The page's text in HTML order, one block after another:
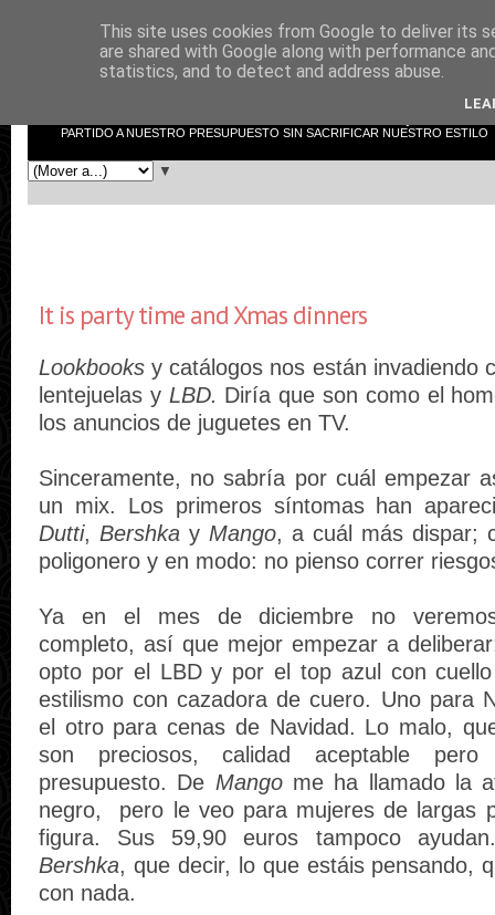
low cost shopper
PARTIDO A NUESTRO PRESUPUESTO SIN SACRIFICAR NUESTRO ESTILO
▼
It is party time and Xmas dinners
Lookbooksy catálogos nos están invadiendo
lentejuelas y LBD. Diría que son como el
los anuncios de juguetes en TV.
Sinceramente, no sabría por cuál empezar
un mix. Los primeros síntomas han
Dutti, Bershka y Mango, a cuál más dispar;
poligonero y en modo: no pienso correr
Ya en el mes de diciembre no
completo, así que mejor empezar a
opto por el LBD y por el top azul con
estilismo con cazadora de cuero. Uno para
el otro para cenas de Navidad. Lo malo,
son preciosos, calidad aceptable
presupuesto. De Mango me ha llamado la
negro, pero le veo para mujeres de largas
figura. Sus 59,90 euros tampoco
Bershka, que decir, lo que estáis pensando,
con nada.
This site uses cookies from Google to deliver its
are shared with Google along with performance
statistics, and to detect and address abuse.